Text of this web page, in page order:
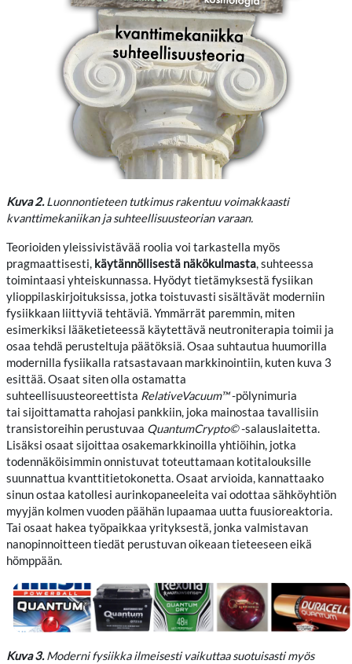
Kuva 2.Luonnontieteen tutkimus rakentuu voimakkaasti
kvanttimekaniikan ja suhteellisuusteorian varaan.
Teorioiden yleissivistävää roolia voi tarkastella myös
pragmaattisesti, käytännöllisestä näkökulmasta, suhteessa
toimintaasi yhteiskunnassa. Hyödyt tietämyksestä fysiikan
ylioppilaskirjoituksissa, jotka toistuvasti sisältävät moderniin
fysiikkaan liittyviä tehtäviä. Ymmärrät paremmin, miten
esimerkiksi lääketieteessä käytettävä neutroniterapia toimii ja
osaa tehdä perusteltuja päätöksiä. Osaa suhtautua huumorilla
modernilla fysiikalla ratsastavaan markkinointiin, kuten kuva 3
esittää. Osaat siten olla ostamatta
suhteellisuusteoreettista RelativeVacuum™-pölynimuria
tai sijoittamatta rahojasi pankkiin, joka mainostaa tavallisiin
transistoreihin perustuvaa QuantumCrypto©-salauslaitetta.
Lisäksi osaat sijoittaa osakemarkkinoilla yhtiöihin, jotka
todennäköisimmin onnistuvat toteuttamaan kotitalouksille
suunnattua kvanttitietokonetta. Osaat arvioida, kannattaako
sinun ostaa katollesi aurinkopaneeleita vai odottaa sähköyhtiön
myyjän kolmen vuoden päähän lupaamaa uutta fuusioreaktoria.
Tai osaat hakea työpaikkaa yrityksestä, jonka valmistavan
nanopinnoitteen tiedät perustuvan oikeaan tieteeseen eikä
hömppään.
Kuva 3.Moderni fysiikka ilmeisesti vaikuttaa suotuisasti myös